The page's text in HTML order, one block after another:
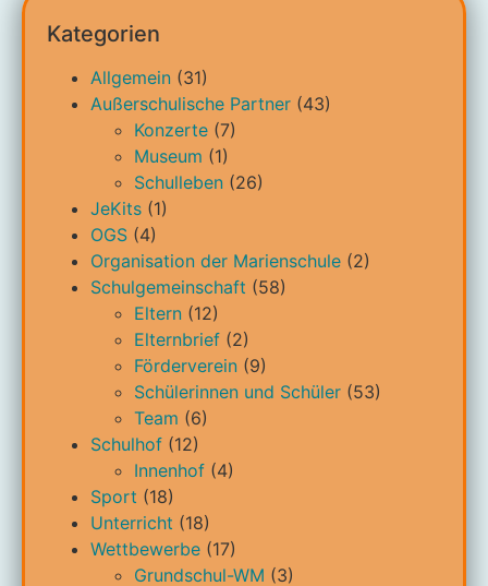
Kategorien
Allgemein (31)
Außerschulische Partner (43)
Konzerte (7)
Museum (1)
Schulleben (26)
JeKits (1)
OGS (4)
Organisation der Marienschule (2)
Schulgemeinschaft (58)
Eltern (12)
Elternbrief (2)
Förderverein (9)
Schülerinnen und Schüler (53)
Team (6)
Schulhof (12)
Innenhof (4)
Sport (18)
Unterricht (18)
Wettbewerbe (17)
Grundschul-WM (3)